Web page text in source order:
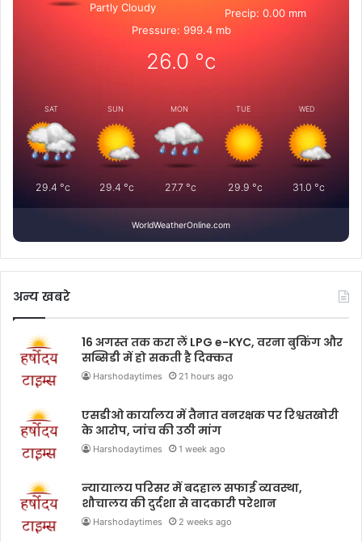
Partly Cloudy
Precip: 0.00 mm
Pressure: 999.4 mb
26.0 °c
SAT
29.4 °c
SUN
29.4 °c
MON
27.7 °c
TUE
29.9 °c
WED
31.0 °c
WorldWeatherOnline.com
अन्य खबरे
16 अगस्त तक करा लें LPG e-KYC, वरना बुकिंग और
सब्सिडी में हो सकती है दिक्कत
Harshodaytimes 21 hours ago
एसडीओ कार्यालय में तैनात वनरक्षक पर रिश्वतखोरी
के आरोप, जांच की उठी मांग
Harshodaytimes 1 week ago
न्यायालय परिसर में बदहाल सफाई व्यवस्था,
शौचालय की दुर्दशा से वादकारी परेशान
Harshodaytimes 2 weeks ago